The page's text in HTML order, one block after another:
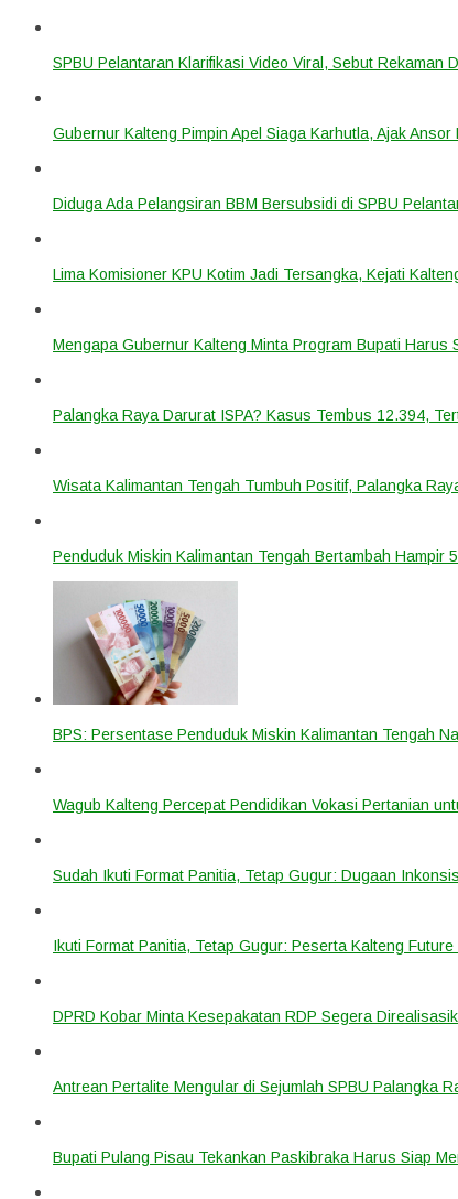
SPBU Pelantaran Klarifikasi Video Viral, Sebut Rekaman
Gubernur Kalteng Pimpin Apel Siaga Karhutla, Ajak
Diduga Ada Pelangsiran BBM Bersubsidi di SPBU
Lima Komisioner KPU Kotim Jadi Tersangka, Kejati
Mengapa Gubernur Kalteng Minta Program Bupati Harus
Palangka Raya Darurat ISPA? Kasus Tembus 12.394,
Wisata Kalimantan Tengah Tumbuh Positif, Palangka
Penduduk Miskin Kalimantan Tengah Bertambah Hampir
BPS: Persentase Penduduk Miskin Kalimantan Tengah
Wagub Kalteng Percepat Pendidikan Vokasi Pertanian
Sudah Ikuti Format Panitia, Tetap Gugur: Dugaan
Ikuti Format Panitia, Tetap Gugur: Peserta Kalteng
DPRD Kobar Minta Kesepakatan RDP Segera
Antrean Pertalite Mengular di Sejumlah SPBU Palangka
Bupati Pulang Pisau Tekankan Paskibraka Harus Siap